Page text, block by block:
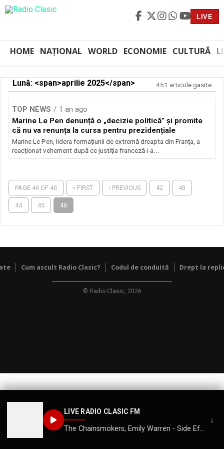
LIVE
HOME NAȚIONAL WORLD ECONOMIE CULTURĂ
LIVE RADIO CLASIC FM
The Chainsmokers, Emily Warren - Side Effects
↓
Lună: <span>aprilie 2025</span> 451 articole gasite
TOP NEWS
1 an ago
Marine Le Pen denunță o „decizie politică” și promite
că nu va renunța la cursa pentru prezidențiale
Marine Le Pen, lidera formațiunii de extremă dreapta din Franța, a
reacționat vehement după ce justiția franceză i-a...
PAGE 46 OF 46 « FIRST ‹ PREVIOUS 42 43
44 45 46
Cum ascult Radio Clasic? Codul de conduită Drept la
© Radio Clasic, 2026